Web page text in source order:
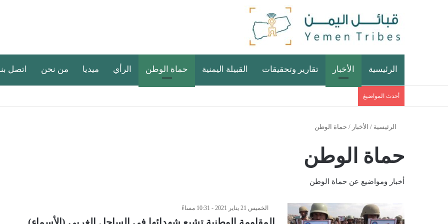
الرئيسية الأخبار تقارير وتحقيقات القبيلة اليمنية حماة الوطن الرأي ميديا من نحن اتصل
أحدث المواضيغ
الرئيسية / الأخبار / حماة الوطن
حماة الوطن
أخبار ومواضيع عن حماة الوطن
الخميس 21 يناير 2021 - 10:31 مساءً